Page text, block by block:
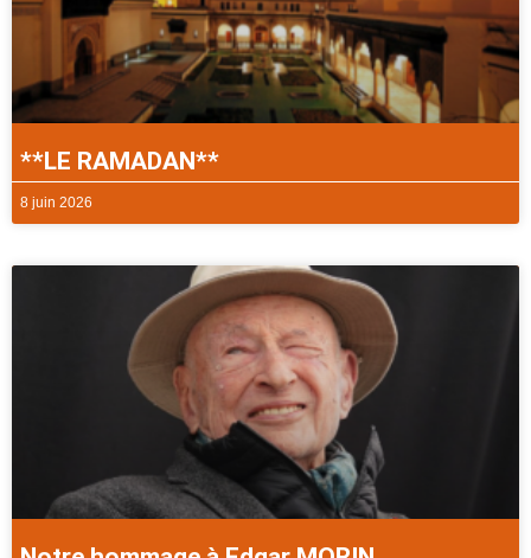
**LE RAMADAN**
8 juin 2026